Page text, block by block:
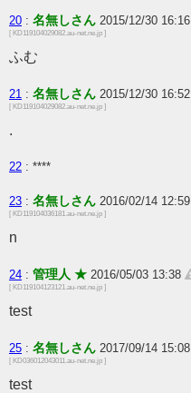
20 : 名無しさん 2015/12/30 16:16
[ KD119104029082.au-net.ne.jp ]
ふむ
21 : 名無しさん 2015/12/30 16:52
[ KD119104029082.au-net.ne.jp ]
.
22 : ****
23 : 名無しさん 2016/02/14 12:59
[ KD119104036181.au-net.ne.jp ]
n
24 : 管理人 ★ 2016/05/03 13:38
[ KD119104123121.au-net.ne.jp ]
test
25 : 名無しさん 2017/09/14 15:08
[ KD036012043011.au-net.ne.jp ]
test